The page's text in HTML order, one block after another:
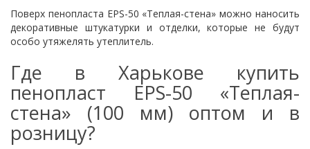
Поверх пенопласта EPS-50 «Теплая-стена» можно наносить
декоративные штукатурки и отделки, которые не будут
особо утяжелять утеплитель.
Где в Харькове купить
пенопласт EPS-50 «Теплая-
стена» (100 мм) оптом и в
розницу?